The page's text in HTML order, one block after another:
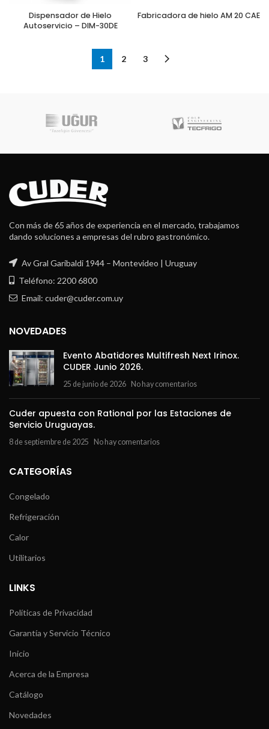
Dispensador de Hielo
Autoservicio – DIM-30DE
Fabricadora de hielo AM 20 CAE
1 2 3
Robot Coupe
Con más de 65 años de experiencia en el mercado, trabajamos
dando soluciones a empresas del rubro gastronómico.
Av Gral Garibaldi 1944 – Montevideo | Uruguay
Teléfono: 2200 6800
Email: cuder@cuder.com.uy
NOVEDADES
Evento Abatidores Multifresh Next Irinox.
CUDER Junio 2026.
25 de junio de 2026 No hay comentarios
Cuder apuesta con Rational por las Estaciones de
Servicio Uruguayas.
8 de septiembre de 2025 No hay comentarios
CATEGORÍAS
Congelado
Refrigeración
Calor
Utilitarios
LINKS
Políticas de Privacidad
Garantía y Servicio Técnico
Inicio
Acerca de la Empresa
Catálogo
Novedades